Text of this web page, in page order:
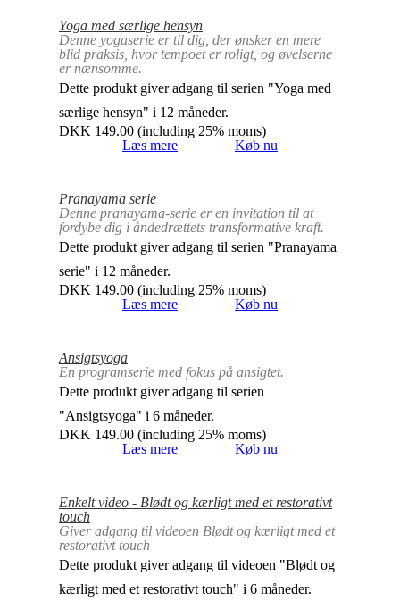
Yoga med særlige hensyn
Denne yogaserie er til dig, der ønsker en mere
blid praksis, hvor tempoet er roligt, og øvelserne
er nænsomme.
Dette produkt giver adgang til serien "Yoga med
særlige hensyn" i 12 måneder.
DKK 149.00 (including 25% moms)
Læs mere
Køb nu
Pranayama serie
Denne pranayama-serie er en invitation til at
fordybe dig i åndedrættets transformative kraft.
Dette produkt giver adgang til serien "Pranayama
serie" i 12 måneder.
DKK 149.00 (including 25% moms)
Læs mere
Køb nu
Ansigtsyoga
En programserie med fokus på ansigtet.
Dette produkt giver adgang til serien
"Ansigtsyoga" i 6 måneder.
DKK 149.00 (including 25% moms)
Læs mere
Køb nu
Enkelt video - Blødt og kærligt med et restorativt
touch
Giver adgang til videoen Blødt og kærligt med et
restorativt touch
Dette produkt giver adgang til videoen "Blødt og
kærligt med et restorativt touch" i 6 måneder.